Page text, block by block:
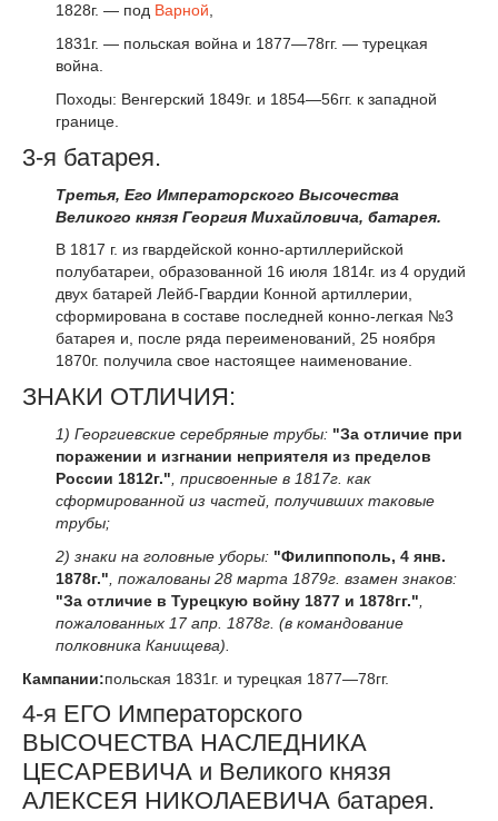
1828г. — под Варной,
1831г. — польская война и 1877—78гг. — турецкая
война.
Походы: Венгерский 1849г. и 1854—56гг. к западной
границе.
3-я батарея.
Третья, Его Императорского Высочества
Великого князя Георгия Михайловича, батарея.
В 1817 г. из гвардейской конно-артиллерийской
полубатареи, образованной 16 июля 1814г. из 4 орудий
двух батарей Лейб-Гвардии Конной артиллерии,
сформирована в составе последней конно-легкая №3
батарея и, после ряда переименований, 25 ноября
1870г. получила свое настоящее наименование.
ЗНАКИ ОТЛИЧИЯ:
1) Георгиевские серебряные трубы: "За отличие при
поражении и изгнании неприятеля из пределов
России 1812г." , присвоенные в 1817г. как
сформированной из частей, получивших таковые
трубы;
2) знаки на головные уборы: "Филиппополь, 4 янв.
1878г." , пожалованы 28 марта 1879г. взамен знаков:
"За отличие в Турецкую войну 1877 и 1878гг."
пожалованных 17 апр. 1878г. (в командование
полковника Канищева).
Кампании:польская 1831г. и турецкая 1877—78гг.
4-я ЕГО Императорского
ВЫСОЧЕСТВА НАСЛЕДНИКА
ЦЕСАРЕВИЧА и Великого князя
АЛЕКСЕЯ НИКОЛАЕВИЧА батарея.